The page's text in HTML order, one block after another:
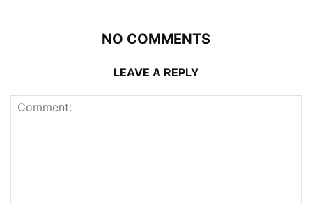
NO COMMENTS
LEAVE A REPLY